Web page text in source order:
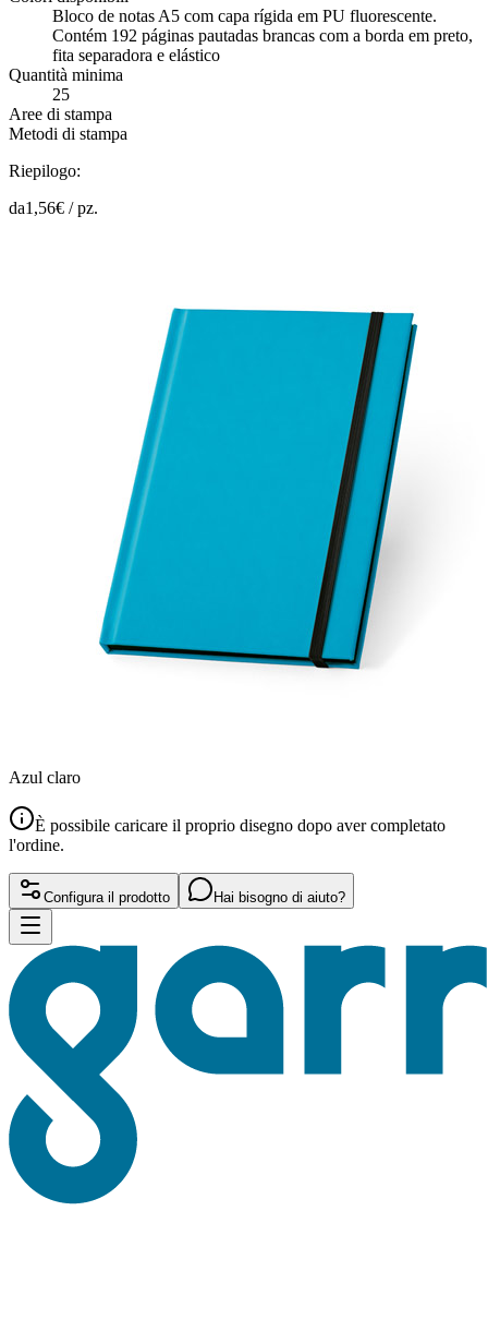
Bloco de notas A5 com capa rígida em PU fluorescente.
Contém 192 páginas pautadas brancas com a borda em preto,
fita separadora e elástico
Quantità minima
25
Aree di stampa
Metodi di stampa
Riepilogo:
da1,56€ /pz.
Azul claro
È possibile caricare il proprio disegno dopo aver completato
l'ordine.
Configura il prodotto Hai bisogno di aiuto?